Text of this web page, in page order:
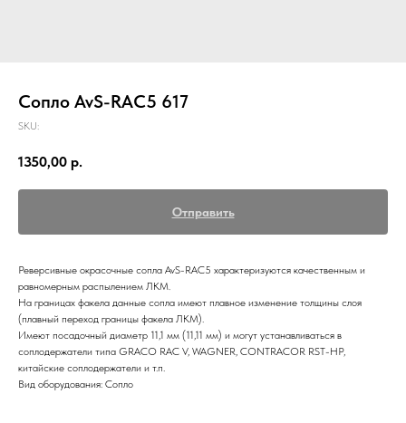
Сопло AvS-RAC5 617
SKU:
1350,00 р.
Отправить
Реверсивные окрасочные сопла AvS-RAC5 характеризуются качественным и
равномерным распылением ЛКМ.
На границах факела данные сопла имеют плавное изменение толщины слоя
(плавный переход границы факела ЛКМ).
Имеют посадочный диаметр 11,1 мм (11,11 мм) и могут устанавливаться в
соплодержатели типа GRACO RAC V, WAGNER, CONTRACOR RST-HP,
китайские соплодержатели и т.п.
Вид оборудования: Сопло